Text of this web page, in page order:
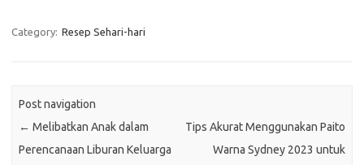
Category: Resep Sehari-hari
Post navigation
← Melibatkan Anak dalam
Perencanaan Liburan Keluarga
Tips Akurat Menggunakan Paito
Warna Sydney 2023 untuk